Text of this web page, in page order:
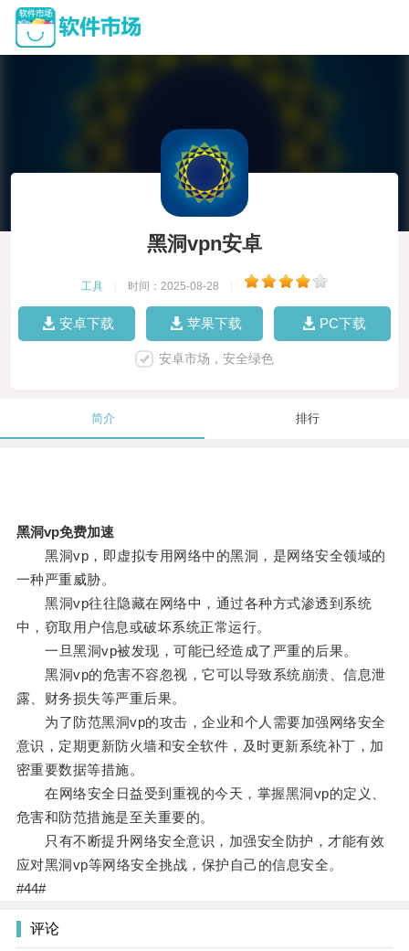
黑洞vpn安卓
工具 时间：2025-08-28
安卓下载 苹果下载 PC下载
安卓市场，安全绿色
简介 排行
黑洞vp免费加速
黑洞vp，即虚拟专用网络中的黑洞，是网络安全领域的
一种严重威胁。
黑洞vp往往隐藏在网络中，通过各种方式渗透到系统
中，窃取用户信息或破坏系统正常运行。
一旦黑洞vp被发现，可能已经造成了严重的后果。
黑洞vp的危害不容忽视，它可以导致系统崩溃、信息泄
露、财务损失等严重后果。
为了防范黑洞vp的攻击，企业和个人需要加强网络安全
意识，定期更新防火墙和安全软件，及时更新系统补丁，加
密重要数据等措施。
在网络安全日益受到重视的今天，掌握黑洞vp的定义、
危害和防范措施是至关重要的。
只有不断提升网络安全意识，加强安全防护，才能有效
应对黑洞vp等网络安全挑战，保护自己的信息安全。
#44#
评论